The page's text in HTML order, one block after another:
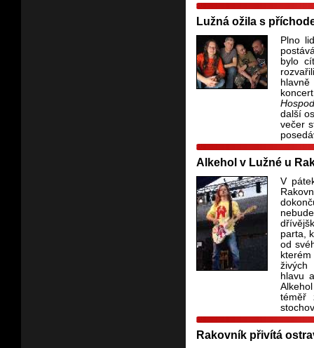
Lužná ožila s
Plno
bylo
další
večer
Alkehol v Lužné u
V
parta,
od
živých
hlavu
téměř
Rakovník přivítá